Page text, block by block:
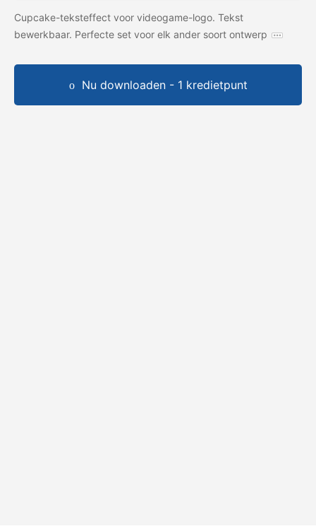
Cupcake-teksteffect voor videogame-logo. Tekst
bewerkbaar. Perfecte set voor elk ander soort ontwerp
Nu downloaden - 1 kredietpunt